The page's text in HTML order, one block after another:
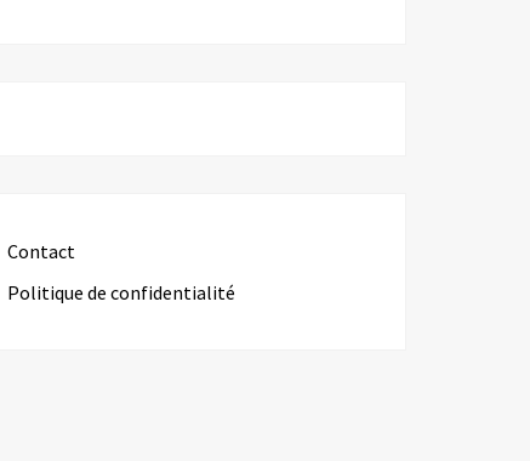
Contact
Politique de confidentialité